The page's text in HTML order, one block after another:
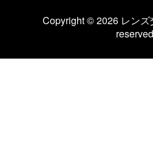
Copyright © 2026 レン